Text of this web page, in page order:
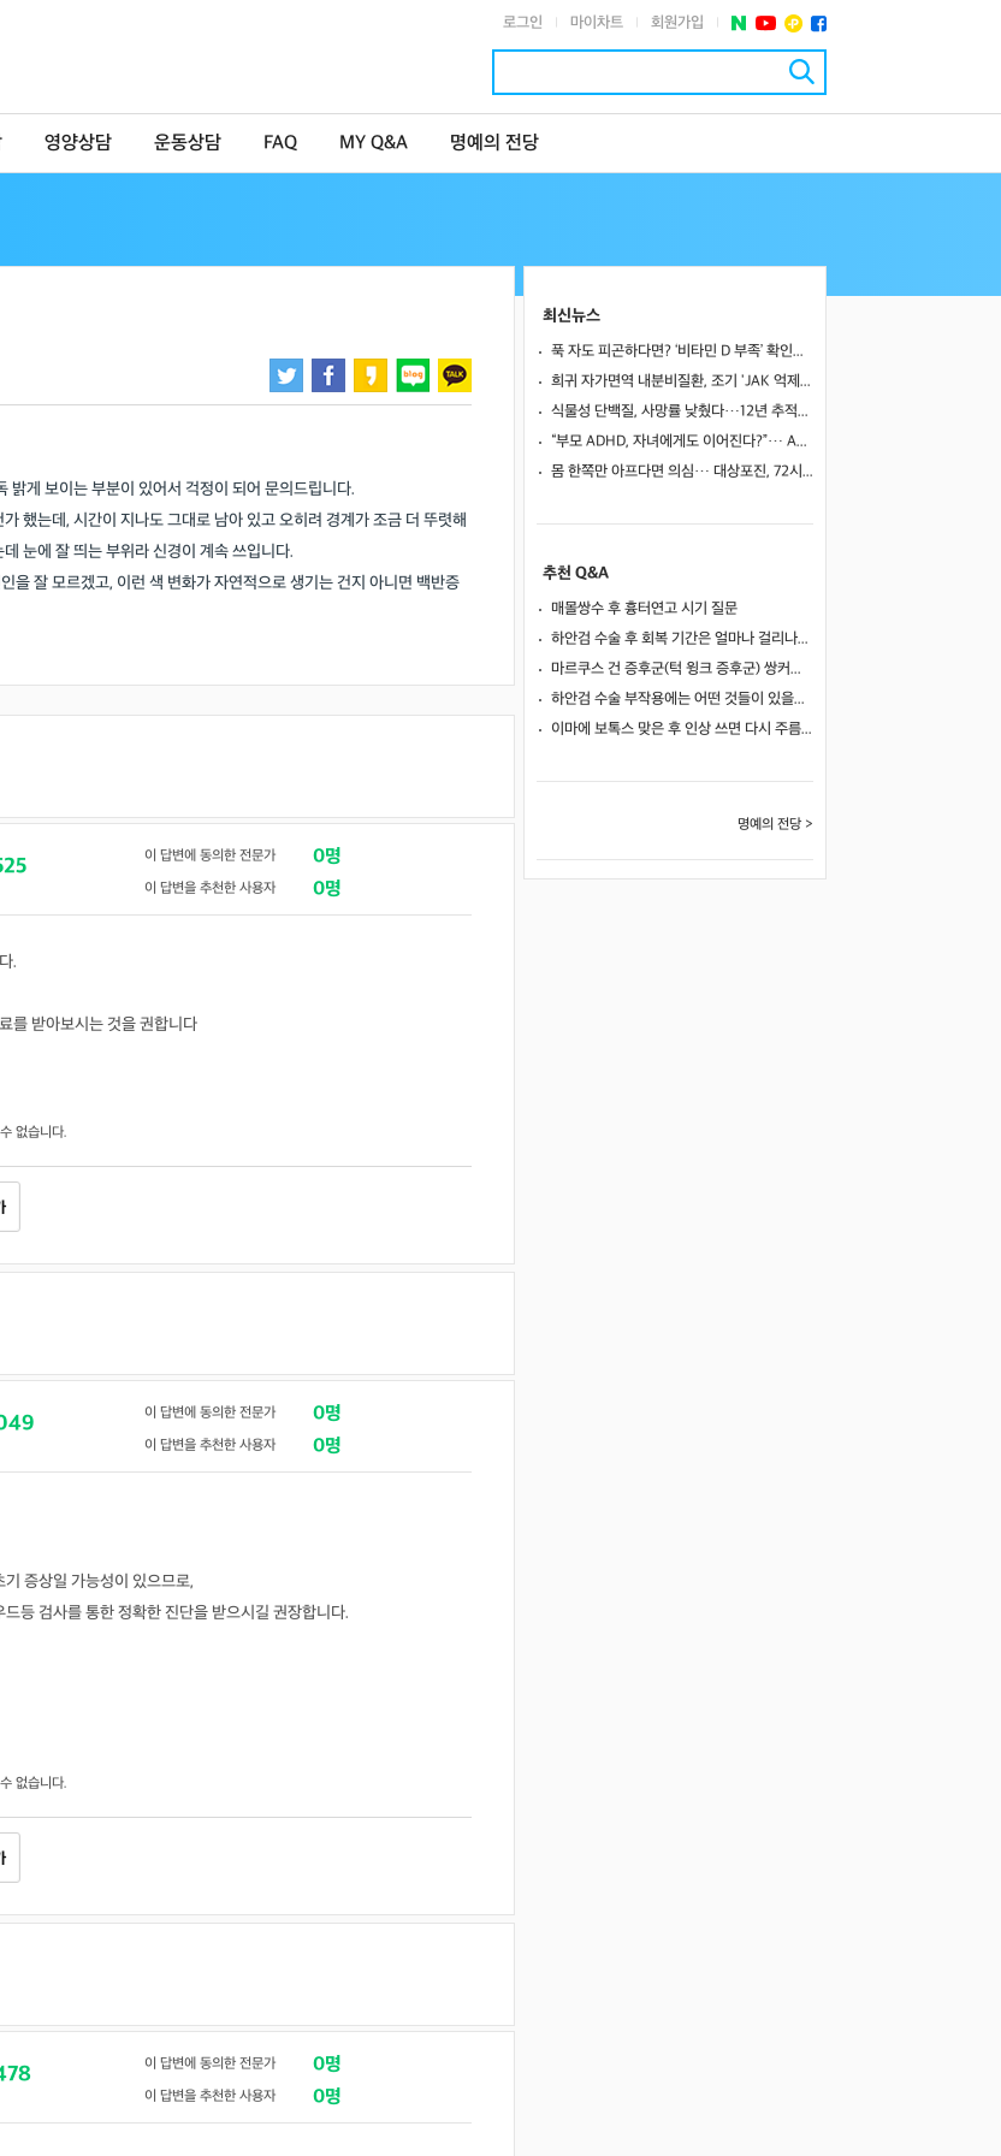
로그인 마이차트 회원가입
영양상담 운동상담 FAQ MY Q&A 명예의 전당
밝게 보이는 부분이 있어서 걱정이 되어 문의드립니다.
했는데, 시간이 지나도 그대로 남아 있고 오히려 경계가 조금 더 뚜렷해
눈에 잘 띄는 부위라 신경이 계속 쓰입니다.
을 잘 모르겠고, 이런 색 변화가 자연적으로 생기는 건지 아니면 백반증
이 답변에 동의한 전문가 0명
이 답변을 추천한 사용자 0명
.
를 받아보시는 것을 권합니다
없습니다.
이 답변에 동의한 전문가 0명
이 답변을 추천한 사용자 0명
증상일 가능성이 있으므로,
등 검사를 통한 정확한 진단을 받으시길 권장합니다.
없습니다.
이 답변에 동의한 전문가 0명
이 답변을 추천한 사용자 0명
최신뉴스
푹 자도 피곤하다면? ‘비타민 D 부족’ 확인해야
희귀 자가면역 내분비질환, 조기 'JAK 억제제'로 진행 막고 호르몬 기능 되살렸다
식물성 단백질, 사망률 낮췄다…12년 추적서 35% 감소
“부모 ADHD, 자녀에게도 이어진다?”… ADHD 진단 위험 4.47배 높아
몸 한쪽만 아프다면 의심… 대상포진, 72시간이 중요한 이유
추천 Q&A
매몰쌍수 후 흉터연고 시기 질문
하안검 수술 후 회복 기간은 얼마나 걸리나요?
마르쿠스 건 증후군(턱 윙크 증후군) 쌍커풀 수술 가능 여부
하안검 수술 부작용에는 어떤 것들이 있을까요?
이마에 보톡스 맞은 후 인상 쓰면 다시 주름이 생길까요?
명예의 전당 >